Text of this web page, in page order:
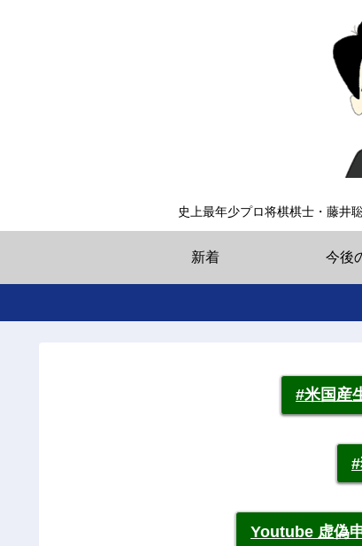
史上最年少プロ将棋棋士・藤井
新着 今後
#米国産
Youtube 虚偽